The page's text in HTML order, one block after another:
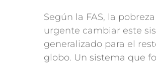
Según la FAS, la
urgente cambiar este
generalizado para el
globo. Un sistema que